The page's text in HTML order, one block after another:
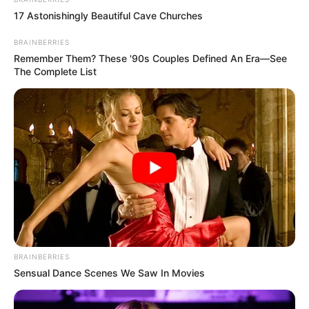
17 Astonishingly Beautiful Cave Churches
BRAINBERRIES
Remember Them? These '90s Couples Defined An Era—See
The Complete List
BRAINBERRIES
Sensual Dance Scenes We Saw In Movies